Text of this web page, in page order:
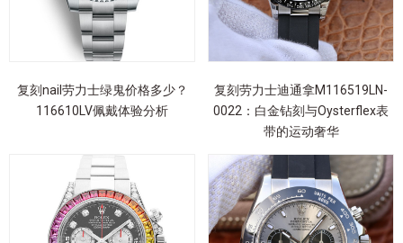
复刻nail劳力士绿鬼价格多少？
116610LV佩戴体验分析
复刻劳力士迪通拿M116519LN-
0022：白金钻刻与Oysterflex表
带的运动奢华